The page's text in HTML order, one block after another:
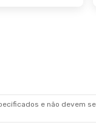
e não devem